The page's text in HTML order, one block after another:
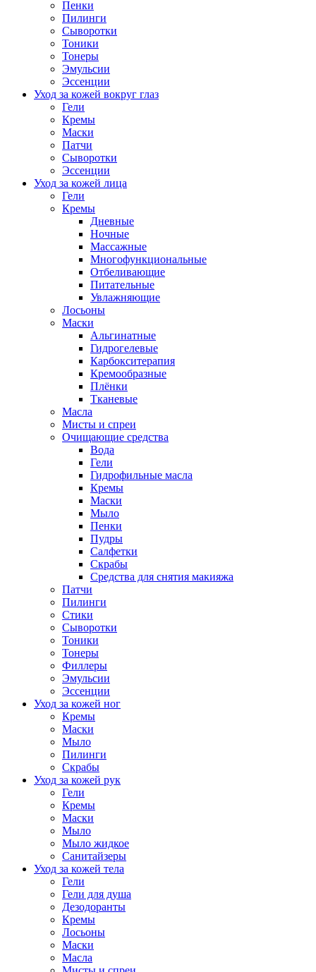
Пенки
Пилинги
Сыворотки
Тоники
Тонеры
Эмульсии
Эссенции
Уход за кожей вокруг глаз
Гели
Кремы
Маски
Патчи
Сыворотки
Эссенции
Уход за кожей лица
Гели
Кремы
Дневные
Ночные
Массажные
Многофункциональные
Отбеливающие
Питательные
Увлажняющие
Лосьоны
Маски
Альгинатные
Гидрогелевые
Карбокситерапия
Кремообразные
Плёнки
Тканевые
Масла
Мисты и спреи
Очищающие средства
Вода
Гели
Гидрофильные масла
Кремы
Маски
Мыло
Пенки
Пудры
Салфетки
Скрабы
Средства для снятия макияжа
Патчи
Пилинги
Стики
Сыворотки
Тоники
Тонеры
Филлеры
Эмульсии
Эссенции
Уход за кожей ног
Кремы
Маски
Мыло
Пилинги
Скрабы
Уход за кожей рук
Гели
Кремы
Маски
Мыло
Мыло жидкое
Санитайзеры
Уход за кожей тела
Гели
Гели для душа
Дезодоранты
Кремы
Лосьоны
Маски
Масла